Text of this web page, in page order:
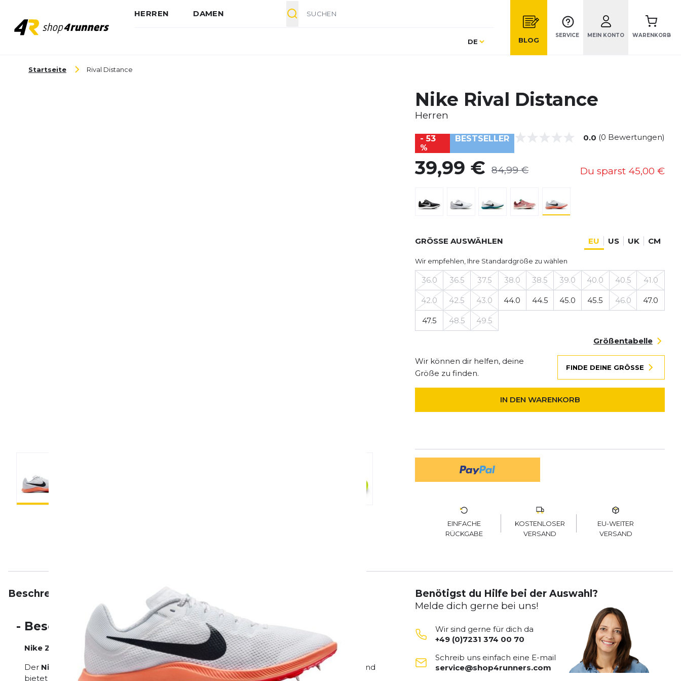
HERREN DAMEN
Sprache
DE BLOG
SERVICE MEIN KONTO WARENKORB
Startseite Rival Distance
Nike Rival Distance
Herren
- 53
%
BESTSELLER 0.0 (0 Bewertungen)
39,99 € 84,99 € Du sparst 45,00 €
GRÖSSE AUSWÄHLEN EU US UK CM
Wir empfehlen, Ihre Standardgröße zu wählen
36.0 36.5 37.5 38.0 38.5 39.0 40.0 40.5 41.0
42.0 42.5 43.0 44.0 44.5 45.0 45.5 46.0 47.0
47.5 48.5 49.5
Größentabelle
Wir können dir helfen, deine
Größe zu finden.
FINDE DEINE GRÖSSE
IN DEN WARENKORB
EINFACHE
RÜCKGABE
KOSTENLOSER
VERSAND
EU-WEITER
VERSAND
Beschreibung Bewertungen
- Beschreibung
Nike Zoom Rival Distance – Dein zuverlässiger Partner auf der Bahn
Der Nike Zoom Rival Distancewurde speziell für Mittel- und Langstrecken entwickelt und
bietet dir eine perfekte Kombination aus Leichtigkeit, Komfort und Traktion. Dank des
Benötigst du Hilfe bei der Auswahl?
Melde dich gerne bei uns!
Wir sind gerne für dich da
+49 (0)7231 374 00 70
Schreib uns einfach eine E-mail
service@shop4runners.com